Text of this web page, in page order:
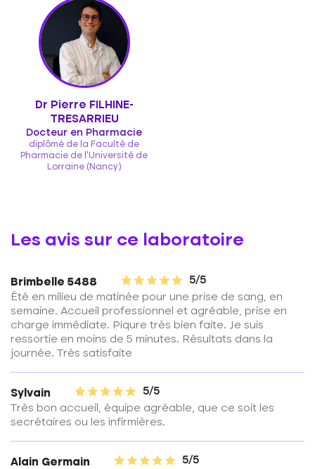
Dr Pierre FILHINE-
TRESARRIEU
Docteur en Pharmacie
diplômé de la Faculté de
Pharmacie de l'Université de
Lorraine (Nancy)
Les avis sur ce laboratoire
Brimbelle 5488
5/5
Été en milieu de matinée pour une prise de sang, en
semaine. Accueil professionnel et agréable, prise en
charge immédiate. Piqure très bien faite. Je suis
ressortie en moins de 5 minutes. Résultats dans la
journée. Très satisfaite
Sylvain
5/5
Très bon accueil, équipe agréable, que ce soit les
secrétaires ou les infirmières.
Alain Germain
5/5